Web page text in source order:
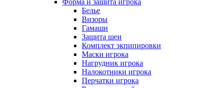
Форма и защита игрока
Белье
Визоры
Гамаши
Защита шеи
Комплект экпипировки
Маски игрока
Нагрудник игрока
Налокотники игрока
Перчатки игрока